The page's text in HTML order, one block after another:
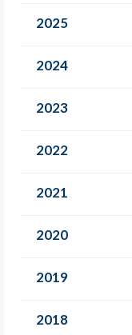
2025
2024
2023
2022
2021
2020
2019
2018